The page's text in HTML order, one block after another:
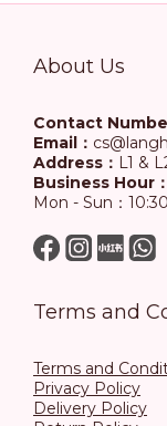
About Us
Contact
Email：
Address： L1 &
Business Hour：
Mon - Sun：
Terms and
Terms and
Privacy Policy
Delivery Policy